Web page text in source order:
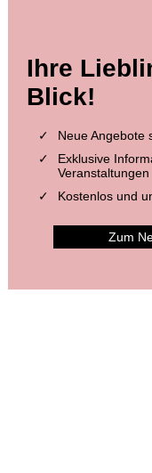
Ihre
Blick!
Neue Angebote
Exklusive
Veranstaltungen
Kostenlos und
Zum